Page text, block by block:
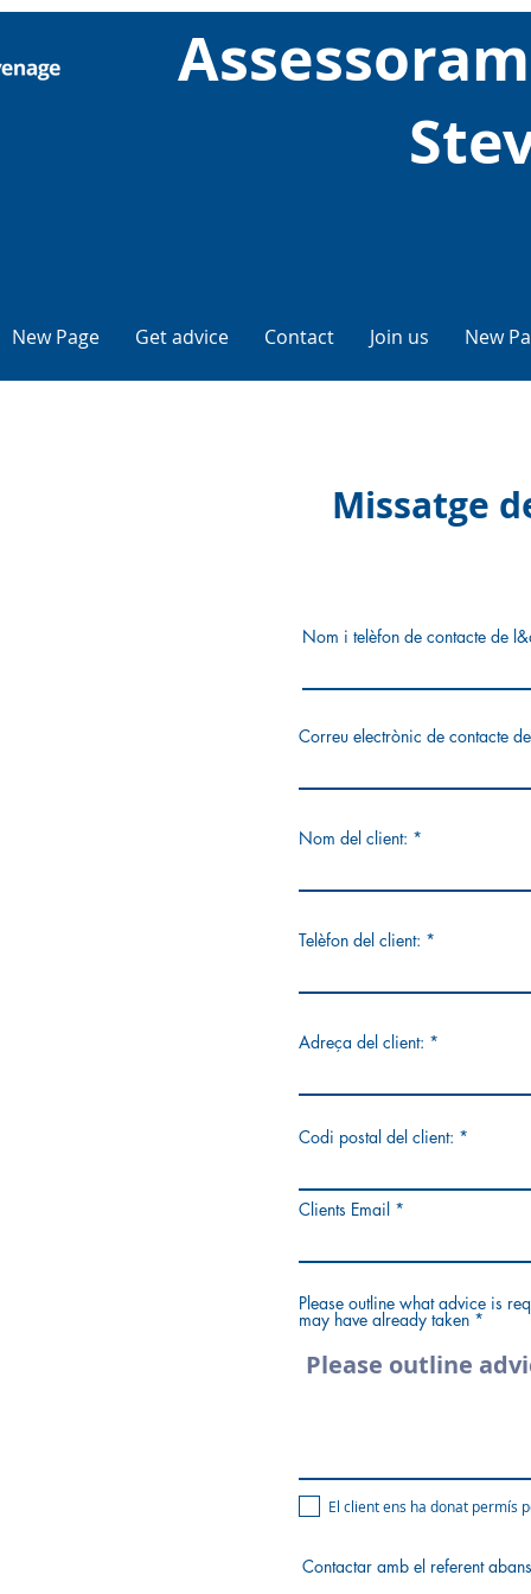
New Page Get advice Contact Join us New
Missatge
Nom i telèfon de contacte de
Correu electrònic de contacte
Nom del client:
Telèfon del client:
Adreça del client:
Codi postal del client:
Clients Email
Please outline what advice is
may have already taken
El client ens ha donat permís
Contactar amb el referent